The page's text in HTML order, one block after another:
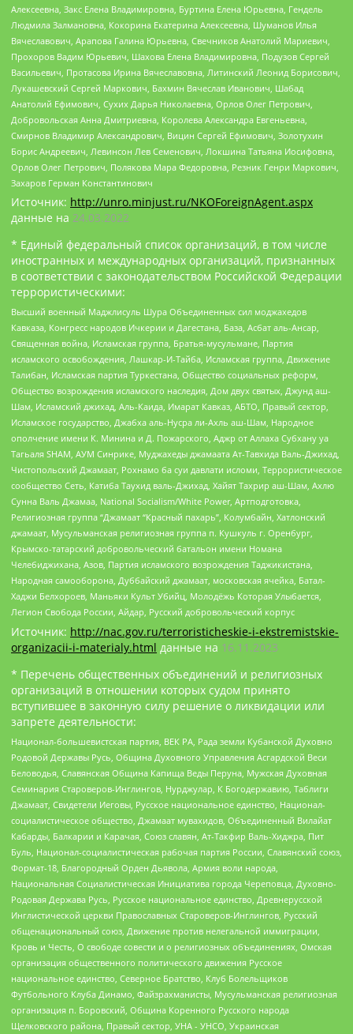
Алексеевна, Закс Елена Владимировна, Буртина Елена Юрьевна, Гендель
Людмила Залмановна, Кокорина Екатерина Алексеевна, Шуманов Илья
Вячеславович, Арапова Галина Юрьевна, Свечников Анатолий Мариевич,
Прохоров Вадим Юрьевич, Шахова Елена Владимировна, Подузов Сергей
Васильевич, Протасова Ирина Вячеславовна, Литинский Леонид Борисович,
Лукашевский Сергей Маркович, Бахмин Вячеслав Иванович, Шабад
Анатолий Ефимович, Сухих Дарья Николаевна, Орлов Олег Петрович,
Добровольская Анна Дмитриевна, Королева Александра Евгеньевна,
Смирнов Владимир Александрович, Вицин Сергей Ефимович, Золотухин
Борис Андреевич, Левинсон Лев Семенович, Локшина Татьяна Иосифовна,
Орлов Олег Петрович, Полякова Мара Федоровна, Резник Генри Маркович,
Захаров Герман Константинович
Источник: http://unro.minjust.ru/NKOForeignAgent.aspx
данные на 24.03.2022
* Единый федеральный список организаций, в том числе
иностранных и международных организаций, признанных
в соответствии с законодательством Российской Федерации
террористическими:
Высший военный Маджлисуль Шура Объединенных сил моджахедов
Кавказа, Конгресс народов Ичкерии и Дагестана, База, Асбат аль-Ансар,
Священная война, Исламская группа, Братья-мусульмане, Партия
исламского освобождения, Лашкар-И-Тайба, Исламская группа, Движение
Талибан, Исламская партия Туркестана, Общество социальных реформ,
Общество возрождения исламского наследия, Дом двух святых, Джунд аш-
Шам, Исламский джихад, Аль-Каида, Имарат Кавказ, АБТО, Правый сектор,
Исламское государство, Джабха аль-Нусра ли-Ахль аш-Шам, Народное
ополчение имени К. Минина и Д. Пожарского, Аджр от Аллаха Субхану уа
Тагьаля SHAM, АУМ Синрике, Муджахеды джамаата Ат-Тавхида Валь-Джихад,
Чистопольский Джамаат, Рохнамо ба суи давлати исломи, Террористическое
сообщество Сеть, Катиба Таухид валь-Джихад, Хайят Тахрир аш-Шам, Ахлю
Сунна Валь Джамаа, National Socialism/White Power, Артподготовка,
Религиозная группа “Джамаат “Красный пахарь”, Колумбайн, Хатлонский
джамаат, Мусульманская религиозная группа п. Кушкуль г. Оренбург,
Крымско-татарский добровольческий батальон имени Номана
Челебиджихана, Азов, Партия исламского возрождения Таджикистана,
Народная самооборона, Дуббайский джамаат, московская ячейка, Батал-
Хаджи Белхороев, Маньяки Культ Убийц, Молодёжь Которая Улыбается,
Легион Свобода России, Айдар, Русский добровольческий корпус
Источник: http://nac.gov.ru/terroristicheskie-i-ekstremistskie-
organizacii-i-materialy.html данные на 16.11.2023
* Перечень общественных объединений и религиозных
организаций в отношении которых судом принято
вступившее в законную силу решение о ликвидации или
запрете деятельности:
Национал-большевистская партия, ВЕК РА, Рада земли Кубанской Духовно
Родовой Державы Русь, Община Духовного Управления Асгардской Веси
Беловодья, Славянская Община Капища Веды Перуна, Мужская Духовная
Семинария Староверов-Инглингов, Нурджулар, К Богодержавию, Таблиги
Джамаат, Свидетели Иеговы, Русское национальное единство, Национал-
социалистическое общество, Джамаат мувахидов, Объединенный Вилайат
Кабарды, Балкарии и Карачая, Союз славян, Ат-Такфир Валь-Хиджра, Пит
Буль, Национал-социалистическая рабочая партия России, Славянский союз,
Формат-18, Благородный Орден Дьявола, Армия воли народа,
Национальная Социалистическая Инициатива города Череповца, Духовно-
Родовая Держава Русь, Русское национальное единство, Древнерусской
Инглистической церкви Православных Староверов-Инглингов, Русский
общенациональный союз, Движение против нелегальной иммиграции,
Кровь и Честь, О свободе совести и о религиозных объединениях, Омская
организация общественного политического движения Русское
национальное единство, Северное Братство, Клуб Болельщиков
Футбольного Клуба Динамо, Файзрахманисты, Мусульманская религиозная
организация п. Боровский, Община Коренного Русского народа
Щелковского района, Правый сектор, УНА - УНСО, Украинская